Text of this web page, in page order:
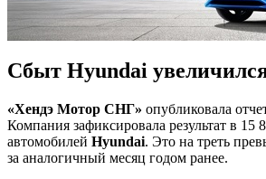
Сбыт Hyundai
«Хендэ Мотор СНГ» опубликовала
Компания зафиксировала результат в 15
автомобилей Hyundai. Это на треть
за аналогичный месяц годом ранее.